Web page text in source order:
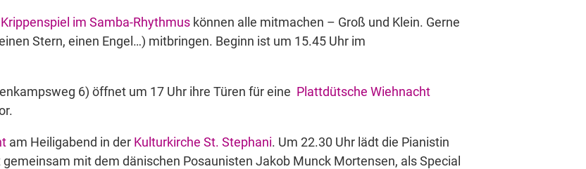
im Samba-Rhythmus können alle mitmachen – Groß und Klein. Gerne
Stern, einen Engel…) mitbringen. Beginn ist um 15.45 Uhr im
6) öffnet um 17 Uhr ihre Türen für eine Plattdütsche Wiehnacht
am Heiligabend in der Kulturkirche St. Stephani. Um 22.30 Uhr lädt die Pianistin
mit dem dänischen Posaunisten Jakob Munck Mortensen, als Special